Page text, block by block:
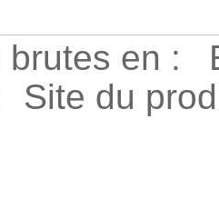
brutes en :
Site du